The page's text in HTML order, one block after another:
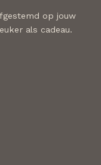
op jouw
als cadeau.